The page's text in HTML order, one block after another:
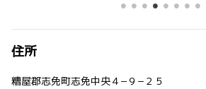
住所
糟屋郡志免町志免中央４−９−２５